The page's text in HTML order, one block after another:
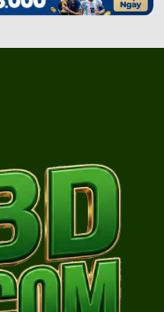
Gffdd***@gmail.com
Gauga***@gmail.com
tuyen***@gmail.com
muabu***@gmail.com
votuo***@gmail.com
minht***@gmail.com